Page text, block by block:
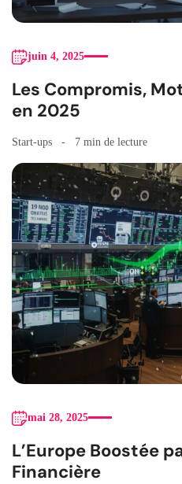
juin 4, 2025
Les Compromis,
en 2025
Start-ups 7 min de lecture
mai 28, 2025
L’Europe Boostée
Financière